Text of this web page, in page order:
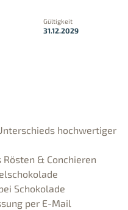
Gültigkeit
31.12.2029
hochwertiger
& Conchieren
Schokolade
per E-Mail